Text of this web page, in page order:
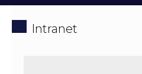
Intranet